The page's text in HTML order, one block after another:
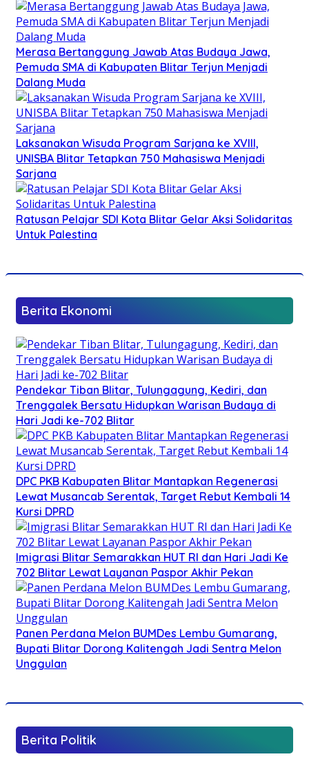
Merasa Bertanggung Jawab Atas Budaya Jawa,
Pemuda SMA di Kabupaten Blitar Terjun Menjadi
Dalang Muda
Laksanakan Wisuda Program Sarjana ke XVIII,
UNISBA Blitar Tetapkan 750 Mahasiswa Menjadi
Sarjana
Ratusan Pelajar SDI Kota Blitar Gelar Aksi Solidaritas
Untuk Palestina
Berita Ekonomi
Pendekar Tiban Blitar, Tulungagung, Kediri, dan
Trenggalek Bersatu Hidupkan Warisan Budaya di
Hari Jadi ke-702 Blitar
DPC PKB Kabupaten Blitar Mantapkan Regenerasi
Lewat Musancab Serentak, Target Rebut Kembali 14
Kursi DPRD
Imigrasi Blitar Semarakkan HUT RI dan Hari Jadi Ke
702 Blitar Lewat Layanan Paspor Akhir Pekan
Panen Perdana Melon BUMDes Lembu Gumarang,
Bupati Blitar Dorong Kalitengah Jadi Sentra Melon
Unggulan
Berita Politik